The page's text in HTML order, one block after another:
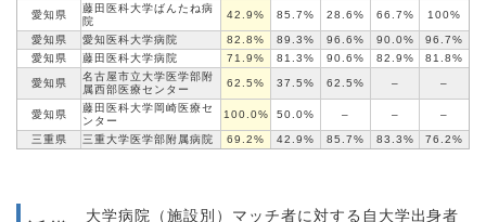
愛知県
藤田医科大学ばんたね病
院
42.9% 85.7% 28.6% 66.7% 100%
愛知県 愛知医科大学病院 82.8% 89.3% 96.6% 90.0%
96.7%
愛知県
藤田医科大学病院 71.9% 81.3% 90.6% 82.9% 81.8%
愛知県
名古屋市立大学医学部附
属西部医療センター
62.5% 37.5% 62.5% – –
愛知県
藤田医科大学岡崎医療セ
ンター
100.0% 50.0% – – –
三重県 三重大学医学部附属病院 69.2% 42.9% 85.7% 83.3% 76.2%
大学病院（施設別）マッチ者に対する自大学出身者